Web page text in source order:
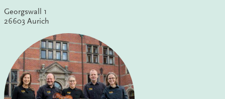
Georgswall 1
26603 Aurich